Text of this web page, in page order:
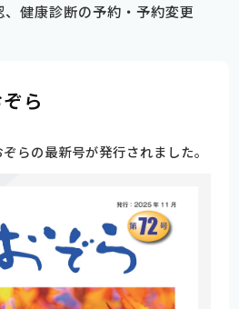
健康診断の予約・予約変更
ら
らの最新号が発行されました。